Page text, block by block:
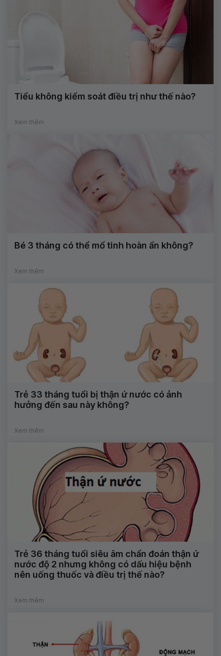
Tiểu không kiểm soát điều trị như thế nào?
Xem thêm
Bé 3 tháng có thể mổ tinh hoàn ẩn không?
Xem thêm
Trẻ 33 tháng tuổi bị thận ứ nước có ảnh
hưởng đến sau này không?
Xem thêm
Trẻ 36 tháng tuổi siêu âm chẩn đoán thận ứ
nước độ 2 nhưng không có dấu hiệu bệnh
nên uống thuốc và điều trị thế nào?
Xem thêm